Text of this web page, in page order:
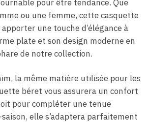
pour être tendance. Que
ou une femme, cette casquette
une touche d’élégance à
plate et son design moderne en
de notre collection.
la même matière utilisée pour les
béret vous assurera un confort
pour compléter une tenue
elle s’adaptera parfaitement